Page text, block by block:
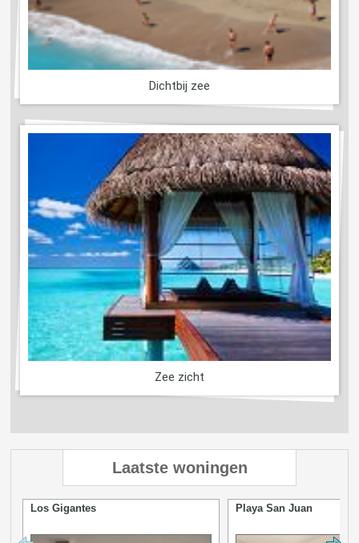
Dichtbij zee
Zee zicht
Laatste woningen
Los Gigantes Playa San Juan